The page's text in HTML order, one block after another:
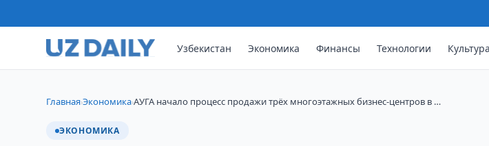
Узбекистан Экономика Финансы Технологии Культура
Главная›Экономика›АУГА начало процесс продажи трёх многоэтажных бизнес-центров в …
ЭКОНОМИКА